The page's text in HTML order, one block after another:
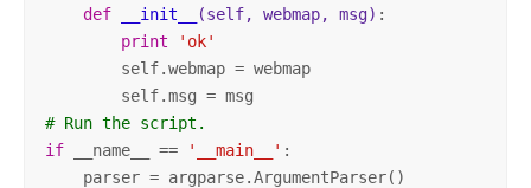
def
__init__ (self, webmap, msg) :
print
'ok'
        self.webmap = webmap
# Run the script.
if __name__ == '__main__' :
    parser = argparse.ArgumentParser()